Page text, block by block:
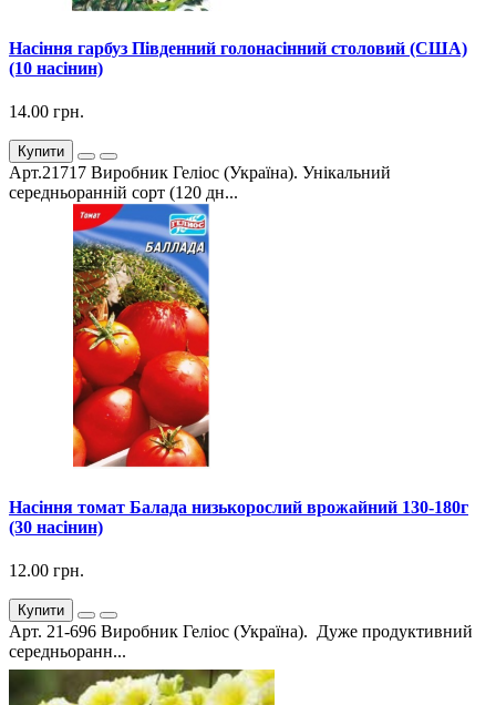
Насіння гарбуз Південний голонасінний столовий (США)
(10 насінин)
14.00 грн.
Купити
Арт.21717 Виробник Геліос (Україна). Унікальний
середньоранній сорт (120 дн...
Насіння томат Балада низькорослий врожайний 130-180г
(30 насінин)
12.00 грн.
Купити
Арт. 21-696 Виробник Геліос (Україна). Дуже продуктивний
середньоранн...